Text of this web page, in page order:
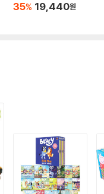
35% 19,440원